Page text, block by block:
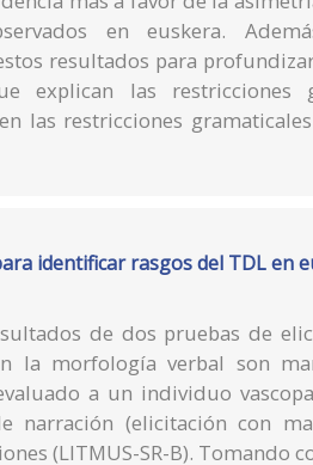
en euskera.
resultados para
explican las restricciones
las restricciones
identificar rasgos del TDL en
de dos pruebas de
la morfología verbal son
a un individuo
narración (elicitación con
(LITMUS-SR-B). Tomando